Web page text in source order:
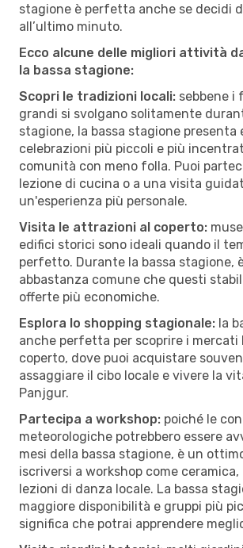
stagione è perfetta anche se decidi
all’ultimo minuto.
Ecco alcune delle migliori attività
la bassa stagione:
Scopri le tradizioni locali: sebbene i
grandi si svolgano solitamente
stagione, la bassa stagione presenta
celebrazioni più piccoli e più
comunità con meno folla. Puoi
lezione di cucina o a una visita
un'esperienza più personale.
Visita le attrazioni al coperto:
edifici storici sono ideali quando il
perfetto. Durante la bassa stagione,
abbastanza comune che questi
offerte più economiche.
Esplora lo shopping stagionale: la
anche perfetta per scoprire i mercati
coperto, dove puoi acquistare
assaggiare il cibo locale e vivere la
Panjgur.
Partecipa a workshop: poiché le
meteorologiche potrebbero essere
mesi della bassa stagione, è un
iscriversi a workshop come
lezioni di danza locale. La bassa
maggiore disponibilità e gruppi più
significa che potrai apprendere